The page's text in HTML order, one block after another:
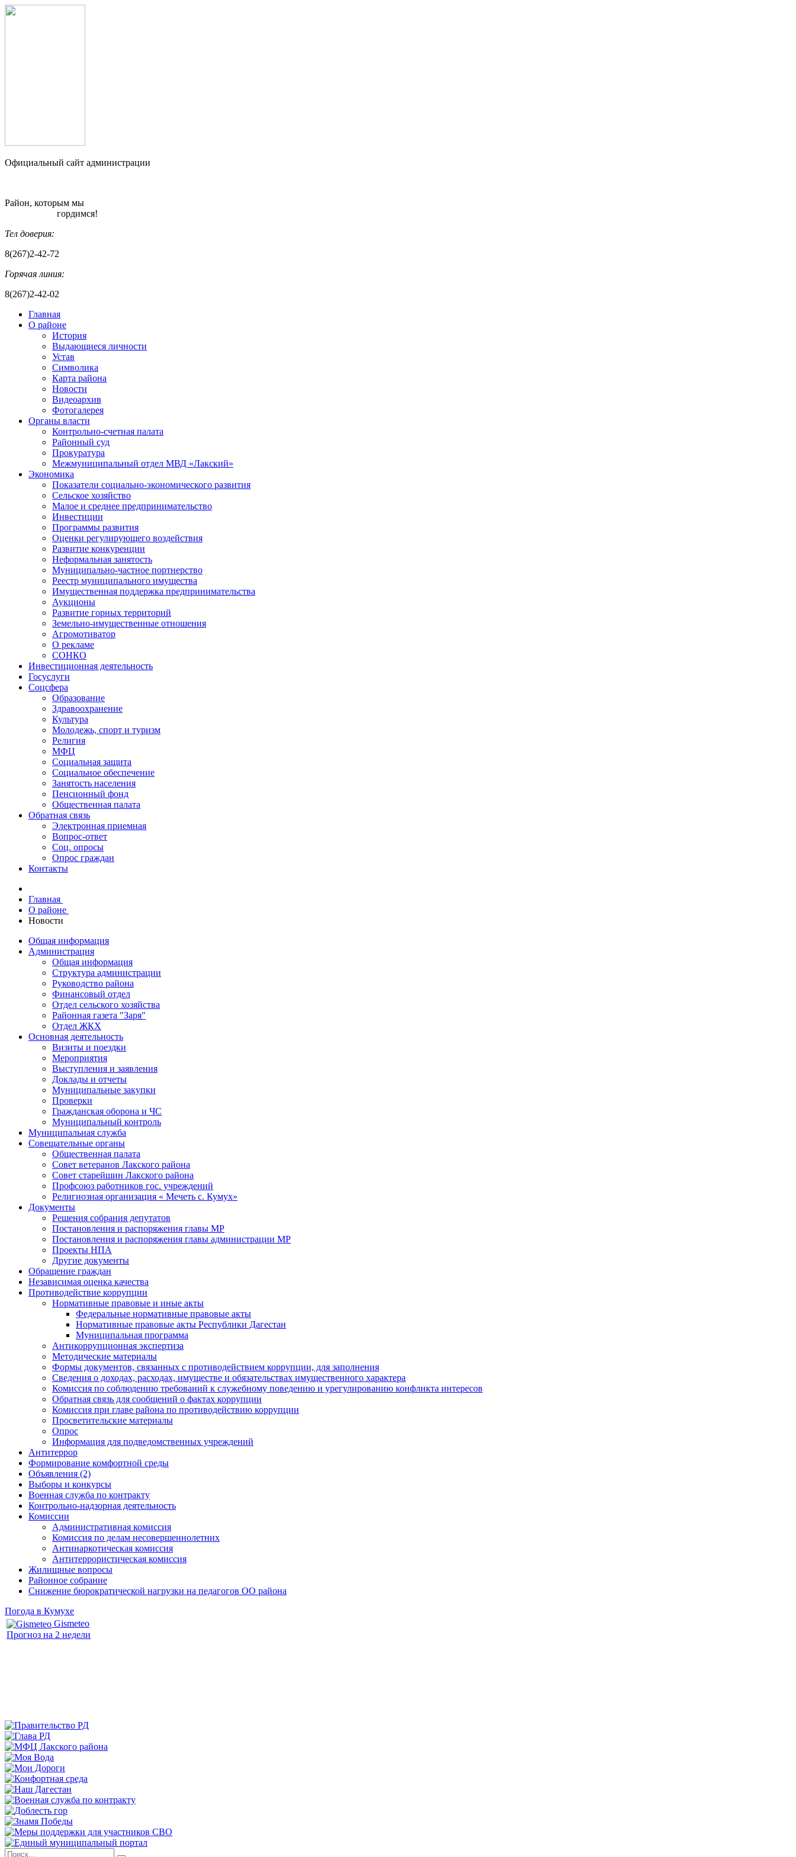
Официальный сайт администрации
Район, которым мы
гордимся!
Тел доверия:
8(267)2-42-72
Горячая линия:
8(267)2-42-02
Главная
О районе
История
Выдающиеся личности
Устав
Символика
Карта района
Новости
Видеоархив
Фотогалерея
Органы власти
Контрольно-счетная палата
Районный суд
Прокуратура
Межмуниципальный отдел МВД «Лакский»
Экономика
Показатели социально-экономического развития
Сельское хозяйство
Малое и среднее предпринимательство
Инвестиции
Программы развития
Оценки регулирующего воздействия
Развитие конкуренции
Неформальная занятость
Муниципально-частное портнерство
Реестр муниципального имущества
Имущественная поддержка предпринимательства
Аукционы
Развитие горных территорий
Земельно-имущественные отношения
Агромотиватор
О рекламе
СОНКО
Инвестиционная деятельность
Госуслуги
Соцсфера
Образование
Здравоохранение
Культура
Молодежь, спорт и туризм
Религия
МФЦ
Социальная защита
Социальное обеспечение
Занятость населения
Пенсионный фонд
Общественная палата
Обратная связь
Электронная приемная
Вопрос-ответ
Соц. опросы
Опрос граждан
Контакты
Главная
О районе
Новости
Общая информация
Администрация
Общая информация
Структура администрации
Руководство района
Финансовый отдел
Отдел сельского хозяйства
Районная газета "Заря"
Отдел ЖКХ
Основная деятельность
Визиты и поездки
Мероприятия
Выступления и заявления
Доклады и отчеты
Муниципальные закупки
Проверки
Гражданская оборона и ЧС
Муниципальный контроль
Муниципальная служба
Совещательные органы
Общественная палата
Совет ветеранов Лакского района
Совет старейшин Лакского района
Профсоюз работников гос. учреждений
Религиозная организация « Мечеть с. Кумух»
Документы
Решения собрания депутатов
Постановления и распоряжения главы МР
Постановления и распоряжения главы администрации МР
Проекты НПА
Другие документы
Обращение граждан
Независимая оценка качества
Противодействие коррупции
Нормативные правовые и иные акты
Федеральные нормативные правовые акты
Нормативные правовые акты Республики Дагестан
Муниципальная программа
Антикоррупционная экспертиза
Методические материалы
Формы документов, связанных с противодействием коррупции, для заполнения
Сведения о доходах, расходах, имуществе и обязательствах имущественного характера
Комиссия по соблюдению требований к служебному поведению и урегулированию конфликта интересов
Обратная связь для сообщений о фактах коррупции
Комиссия при главе района по противодействию коррупции
Просветительские материалы
Опрос
Информация для подведомственных учреждений
Антитеррор
Формирование комфортной среды
Объявления (2)
Выборы и конкурсы
Военная служба по контракту
Контрольно-надзорная деятельность
Комиссии
Административная комиссия
Комиссия по делам несовершеннолетних
Антинаркотическая комиссия
Антитеррористическая комиссия
Жилищные вопросы
Районное собрание
Снижение бюрократической нагрузки на педагогов ОО района
Погода в Кумухе
Gismeteo
Прогноз на 2 недели